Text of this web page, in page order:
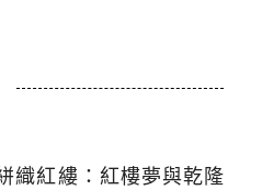
織紅縷：紅樓夢與乾隆